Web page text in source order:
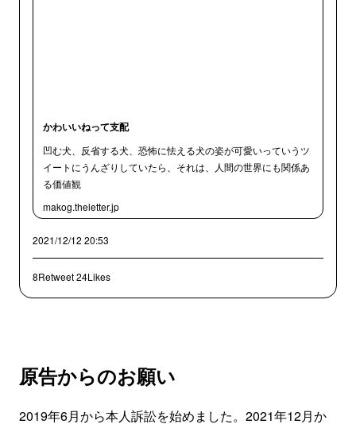
かわいいねって支配
凹む犬、反省する犬、恐怖に怯える犬の姿が可愛いっていうツ
イートにうんざりしていたら、それは、人間の世界にも関係あ
る価値観
makog.theletter.jp
2021/12/12 20:53
8Retweet24Likes
原告からのお願い
2019年6月から本人訴訟を始めました。2021年12月か